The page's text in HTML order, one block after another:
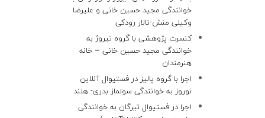
خوانندگی مجید حسین خانی و علیرضا
وکیلی منش-تالار رودکی
کنسرت پژوهشی با گروه تیروژ به
خوانندگی مجید حسین خانی – خانه
هنرمندان
اجرا با گروه پالیز در فستیوال آنلاین
نوروز به خوانندگی سولماز بدری- هلند
اجرا در فستیوال تیرگان به خوانندگی